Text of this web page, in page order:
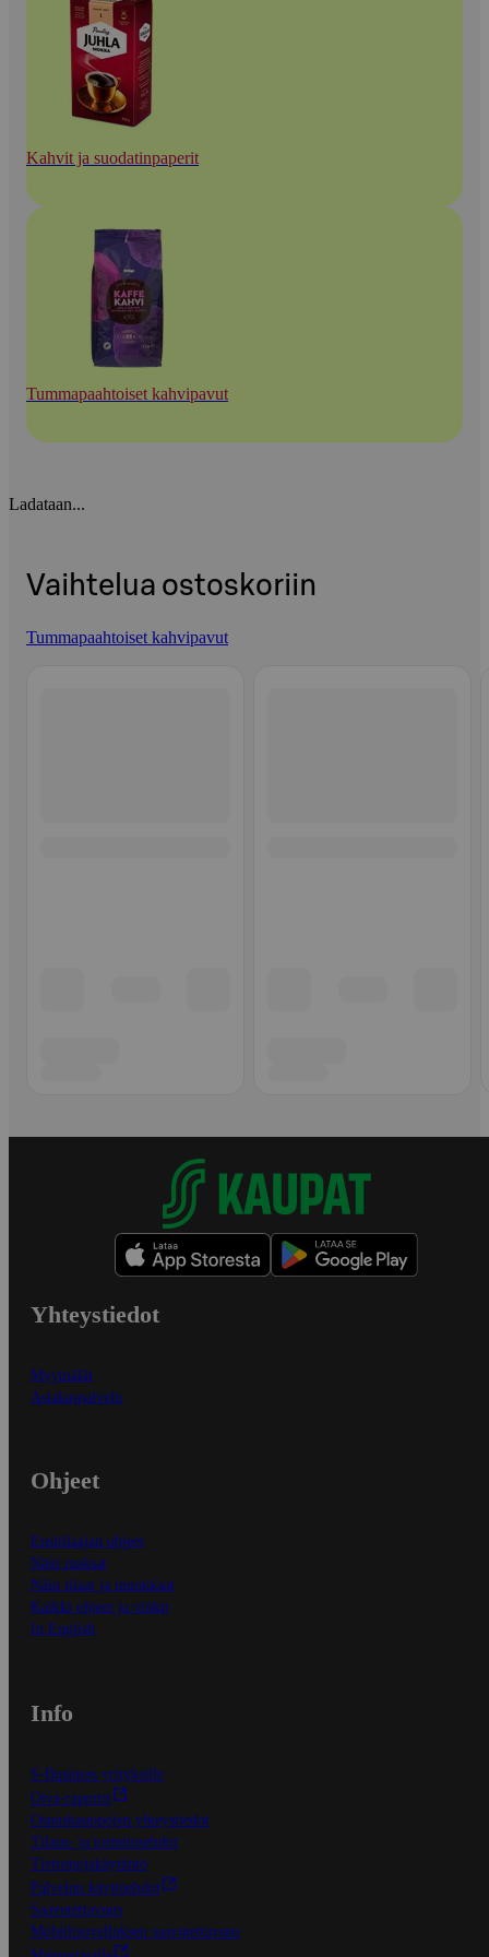
Kahvit ja suodatinpaperit
Tummapaahtoiset kahvipavut
Ladataan...
Vaihtelua ostoskoriin
Tummapaahtoiset kahvipavut
Yhteystiedot
Myymälät
Asiakaspalvelu
Ohjeet
Ensitilaajan ohjeet
Näin maksat
Näin tilaat ja muokkaat
Kaikki ohjeet ja vinkit
In English
Info
S-Business yrityksille
Oiva-raportit
Osuuskauppojen yhteystiedot
Tilaus- ja toimitusehdot
Tietosuojakäytäntö
Palvelun käyttöehdot
Saavutettavuus
Mobiilisovelluksen saavutettavuus